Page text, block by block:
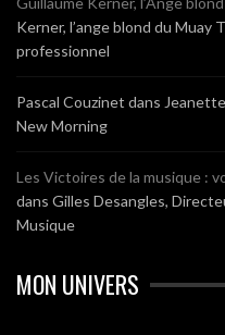
Kerner, l’ange blond du Muay
professionnel
Pascal Couzinet dans
New Morning
Les Victoires de la musique :
dans Gilles Desangles,
Musique
MON UNIVERS